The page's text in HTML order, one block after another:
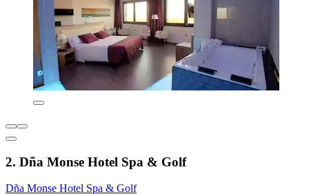
2. Dña Monse Hotel Spa & Golf
Dña Monse Hotel Spa & Golf